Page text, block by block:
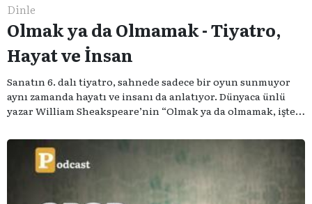
Dinle
Olmak ya da Olmamak - Tiyatro,
Hayat ve İnsan
Sanatın 6. dalı tiyatro, sahnede sadece bir oyun sunmuyor
aynı zamanda hayatı ve insanı da anlatıyor. Dünyaca ünlü
yazar William Sheakspeare’nin “Olmak ya da olmamak, işte
serimizde; tiyatroyu, alanının uzman isimleriyle
konuşuyoruz..